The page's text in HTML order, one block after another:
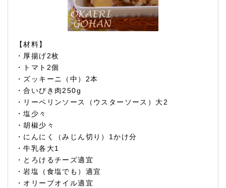
【材料】
・厚揚げ2枚
・トマト2個
・ズッキーニ（中）2本
・合いびき肉250g
・リーペリンソース（ウスターソース）大2
・塩少々
・胡椒少々
・にんにく（みじん切り）1かけ分
・牛乳各大1
・とろけるチーズ適宜
・岩塩（食塩でも）適宜
・オリーブオイル適宜